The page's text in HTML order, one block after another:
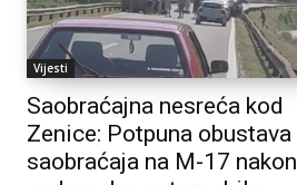
Vijesti
Saobraćajna nesreća kod
Zenice: Potpuna obustava
saobraćaja na M-17 nakon